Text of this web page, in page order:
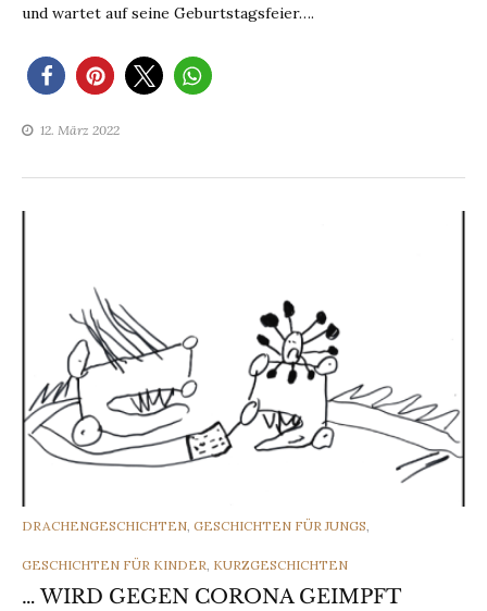
und wartet auf seine Geburtstagsfeier….
12. März 2022
CATEGORIES
DRACHENGESCHICHTEN, GESCHICHTEN FÜR JUNGS,
GESCHICHTEN FÜR KINDER, KURZGESCHICHTEN
… WIRD GEGEN CORONA GEIMPFT